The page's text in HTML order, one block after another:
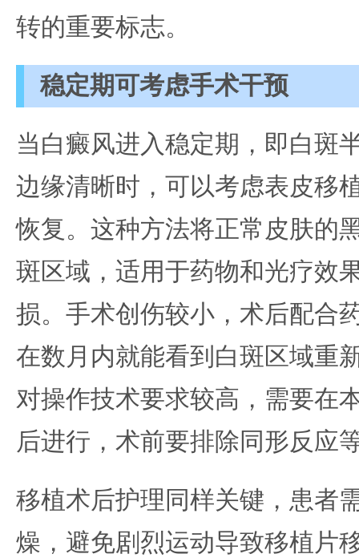
转的重要标志。
稳定期可考虑手术干预
当白癜风进入稳定期，即白斑
边缘清晰时，可以考虑表皮移
恢复。这种方法将正常皮肤的
斑区域，适用于药物和光疗效
损。手术创伤较小，术后配合
在数月内就能看到白斑区域重
对操作技术要求较高，需要在
后进行，术前要排除同形反应
移植术后护理同样关键，患者
燥，避免剧烈运动导致移植片